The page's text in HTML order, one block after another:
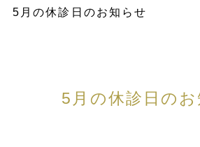
5月の休診日のお知らせ
5月の休診日の